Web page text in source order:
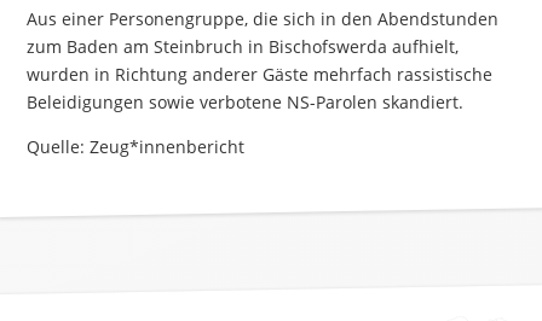
Aus einer Personengruppe, die sich in den Abendstunden
zum Baden am Steinbruch in Bischofswerda aufhielt,
wurden in Richtung anderer Gäste mehrfach rassistische
Beleidigungen sowie verbotene NS-Parolen skandiert.
Quelle: Zeug*innenbericht